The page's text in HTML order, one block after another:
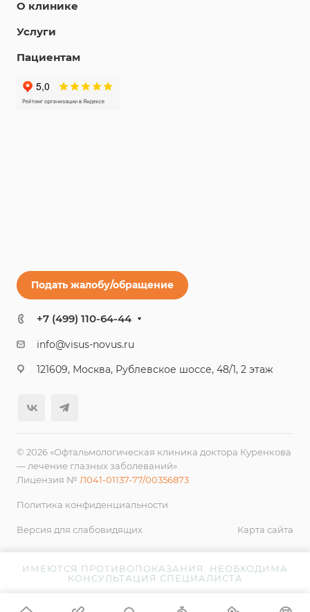
О клинике
Услуги
Пациентам
Подать жалобу/обращение
+7 (499) 110-64-44
info@visus-novus.ru
121609, Москва, Рублевское шоссе, 48/1, 2 этаж
© 2026 «Офтальмологическая клиника доктора Куренкова
— лечение глазных заболеваний»
Лицензия № Л041-01137-77/00356873
Политика конфиденциальности
Версия для слабовидящих Карта сайта
ИМЕЮТСЯ ПРОТИВОПОКАЗАНИЯ. НЕОБХОДИМА
КОНСУЛЬТАЦИЯ СПЕЦИАЛИСТА